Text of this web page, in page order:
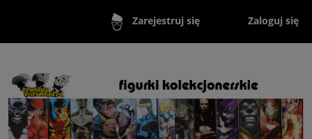
Zarejestruj się Zaloguj się